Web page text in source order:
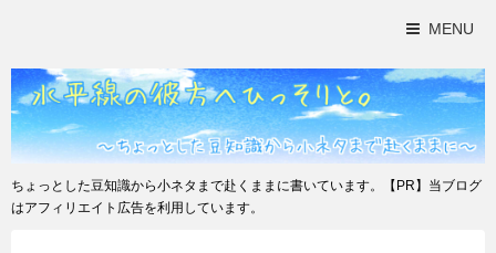
MENU
ちょっとした豆知識から小ネタまで赴くままに書いています。【PR】当ブログ
はアフィリエイト広告を利用しています。